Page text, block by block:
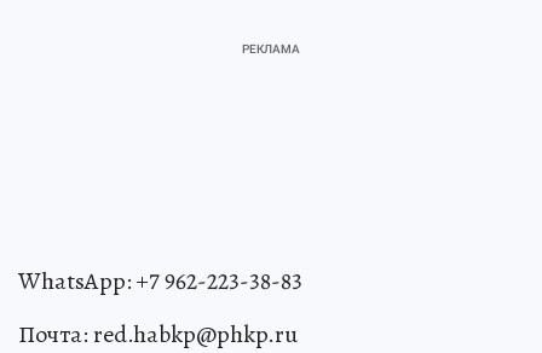
WhatsApp: +7 962-223-38-83
Почта: red.habkp@phkp.ru